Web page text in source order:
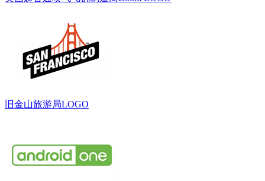
旧金山旅游局LOGO